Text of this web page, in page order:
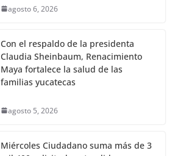
agosto 6, 2026
Con el respaldo de la presidenta
Claudia Sheinbaum, Renacimiento
Maya fortalece la salud de las
familias yucatecas
agosto 5, 2026
Miércoles Ciudadano suma más de 3